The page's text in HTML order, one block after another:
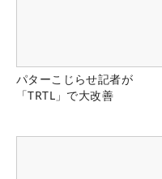
パターこじらせ記者が
「TRTL」で大改善